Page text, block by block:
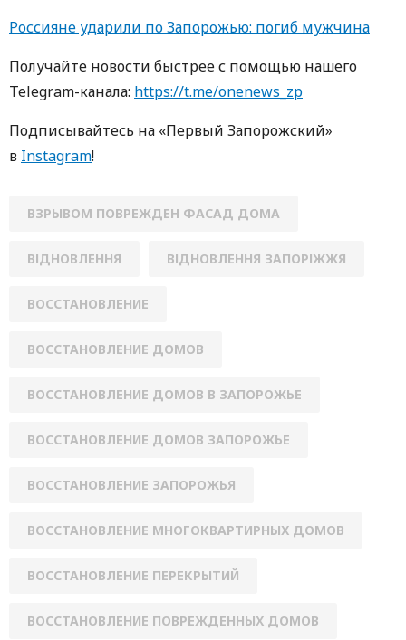
Россияне ударили по Запорожью: погиб мужчина
Получайте новости быстрее с помощью нашего
Telegram-канала: https://t.me/onenews_zp
Подписывайтесь на «Первый Запорожский»
в Instagram!
ВЗРЫВОМ ПОВРЕЖДЕН ФАСАД ДОМА
ВІДНОВЛЕННЯ ВІДНОВЛЕННЯ ЗАПОРІЖЖЯ
ВОССТАНОВЛЕНИЕ
ВОССТАНОВЛЕНИЕ ДОМОВ
ВОССТАНОВЛЕНИЕ ДОМОВ В ЗАПОРОЖЬЕ
ВОССТАНОВЛЕНИЕ ДОМОВ ЗАПОРОЖЬЕ
ВОССТАНОВЛЕНИЕ ЗАПОРОЖЬЯ
ВОССТАНОВЛЕНИЕ МНОГОКВАРТИРНЫХ ДОМОВ
ВОССТАНОВЛЕНИЕ ПЕРЕКРЫТИЙ
ВОССТАНОВЛЕНИЕ ПОВРЕЖДЕННЫХ ДОМОВ